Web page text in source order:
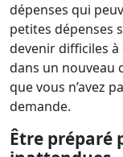
dépenses qui
petites dépenses
devenir difficiles à
dans un nouveau
que vous n’avez
demande.
Être préparé